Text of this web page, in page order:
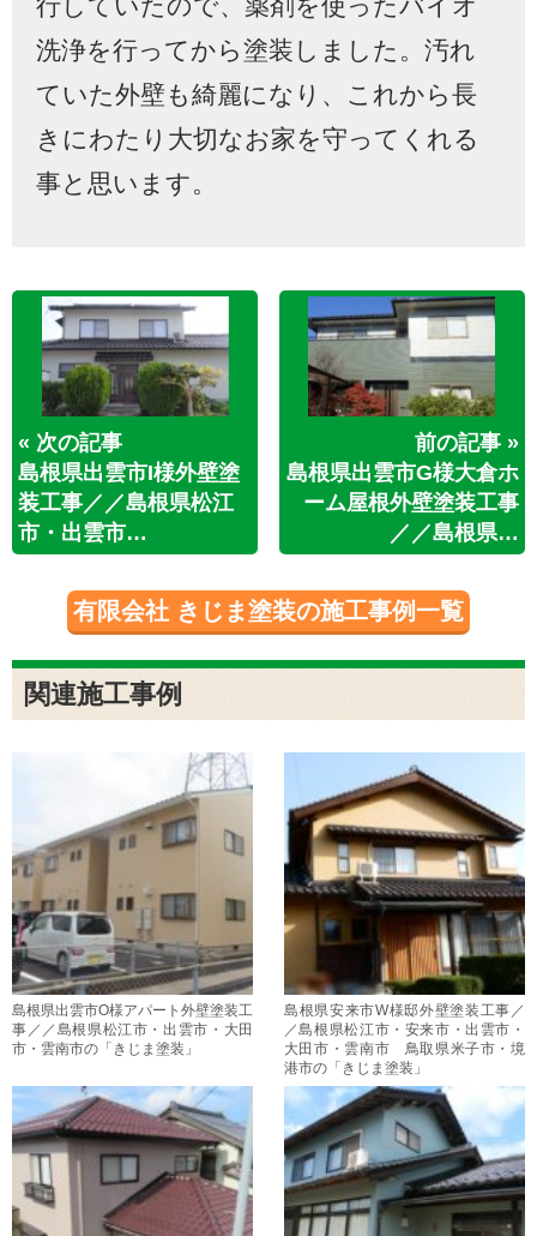
行していたので、薬剤を使ったバイオ
洗浄を行ってから塗装しました。汚れ
ていた外壁も綺麗になり、これから長
きにわたり大切なお家を守ってくれる
事と思います。
« 次の記事
島根県出雲市I様外壁塗
装工事／／島根県松江
市・出雲市…
前の記事 »
島根県出雲市G様大倉ホ
ーム屋根外壁塗装工事
／／島根県…
有限会社 きじま塗装の施工事例一覧
関連施工事例
島根県出雲市O様アパート外壁塗装工
事／／島根県松江市・出雲市・大田
市・雲南市の「きじま塗装」
島根県安来市W様邸外壁塗装工事／
／島根県松江市・安来市・出雲市・
大田市・雲南市 鳥取県米子市・境
港市の「きじま塗装」